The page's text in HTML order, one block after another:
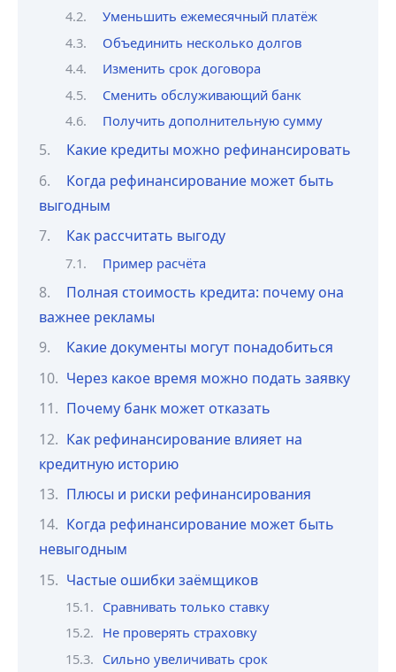
Уменьшить ежемесячный платёж
Объединить несколько долгов
Изменить срок договора
Сменить обслуживающий банк
Получить дополнительную сумму
Какие кредиты можно рефинансировать
Когда рефинансирование может быть
выгодным
Как рассчитать выгоду
Пример расчёта
Полная стоимость кредита: почему она
важнее рекламы
Какие документы могут понадобиться
Через какое время можно подать заявку
Почему банк может отказать
Как рефинансирование влияет на
кредитную историю
Плюсы и риски рефинансирования
Когда рефинансирование может быть
невыгодным
Частые ошибки заёмщиков
Сравнивать только ставку
Не проверять страховку
Сильно увеличивать срок